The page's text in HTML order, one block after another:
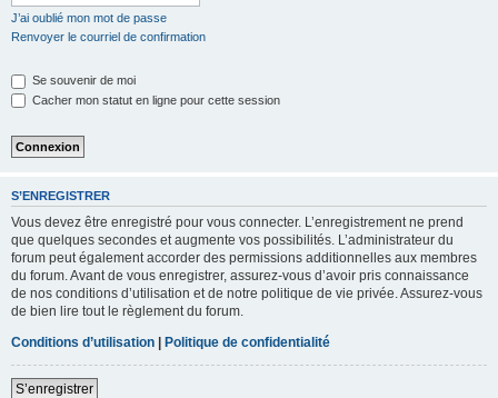
J’ai oublié mon mot de passe
Renvoyer le courriel de confirmation
Se souvenir de moi
Cacher mon statut en ligne pour cette session
S’ENREGISTRER
Vous devez être enregistré pour vous connecter. L’enregistrement ne prend
que quelques secondes et augmente vos possibilités. L’administrateur du
forum peut également accorder des permissions additionnelles aux membres
du forum. Avant de vous enregistrer, assurez-vous d’avoir pris connaissance
de nos conditions d’utilisation et de notre politique de vie privée. Assurez-vous
de bien lire tout le règlement du forum.
Conditions d’utilisation | Politique de confidentialité
S’enregistrer